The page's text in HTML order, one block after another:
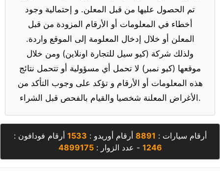
تم الحصول عليها من قبل المعلن. و إحتمالية وجود
أخطاء في المعلومات أو الأرقام المزودة من قبل
المعلن أو خلال إدخال المعلومة إلى الموقع واردة.
ولذلك شركة (كيو سيل للتجارة اونلاين) ومن خلال
موقعها (كيو نمبر) لا تحمل أي مسؤولية أو تتحمل نتائج
هذه المعلومات أو الأرقام و تؤكد على وجوب التأكد من
الأغراض المعلنة شخصيا والقيام بالفحص قبل الشراء.
أرقام سيارات : 8891 أرقام أوريدو : 1533 أرقام فودافون :
1246 - عدد الزوار :4899175